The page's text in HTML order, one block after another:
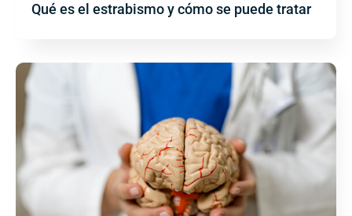
Qué es el estrabismo y cómo se puede tratar